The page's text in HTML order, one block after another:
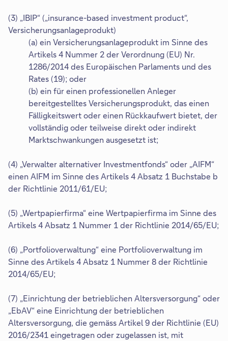
(3) „IBIP“ („insurance-based investment product“,
Versicherungsanlageprodukt)
(a) ein Versicherungsanlageprodukt im Sinne des
Artikels 4 Nummer 2 der Verordnung (EU) Nr.
1286/2014 des Europäischen Parlaments und des
Rates (19); oder
(b) ein für einen professionellen Anleger
bereitgestelltes Versicherungsprodukt, das einen
Fälligkeitswert oder einen Rückkaufwert bietet, der
vollständig oder teilweise direkt oder indirekt
Marktschwankungen ausgesetzt ist;
(4) „Verwalter alternativer Investmentfonds“ oder „AIFM“
einen AIFM im Sinne des Artikels 4 Absatz 1 Buchstabe b
der Richtlinie 2011/61/EU;
(5) „Wertpapierfirma“ eine Wertpapierfirma im Sinne des
Artikels 4 Absatz 1 Nummer 1 der Richtlinie 2014/65/EU;
(6) „Portfolioverwaltung“ eine Portfolioverwaltung im
Sinne des Artikels 4 Absatz 1 Nummer 8 der Richtlinie
2014/65/EU;
(7) „Einrichtung der betrieblichen Altersversorgung“ oder
„EbAV“ eine Einrichtung der betrieblichen
Altersversorgung, die gemäss Artikel 9 der Richtlinie (EU)
2016/2341 eingetragen oder zugelassen ist, mit